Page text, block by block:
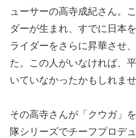
ューサーの高寺成紀さん。
ダーが生まれ、すでに日本
ライダーをさらに昇華させ
た。この人がいなければ、
いていなかったかもしれませ
その高寺さんが「クウガ」
隊シリーズでチーフプロデ